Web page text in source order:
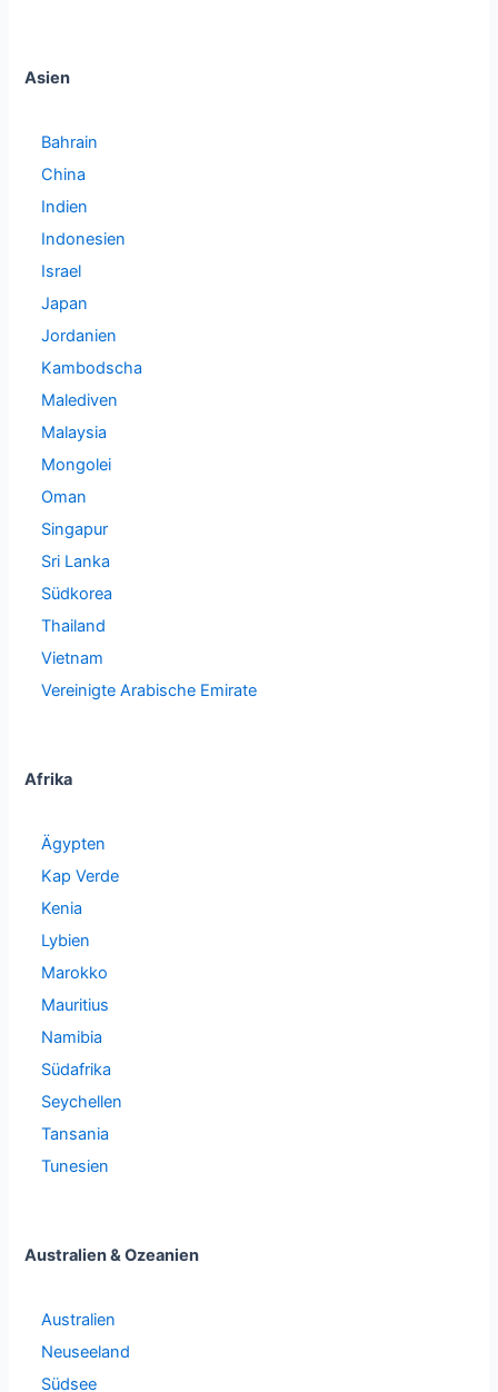
Asien
Bahrain
China
Indien
Indonesien
Israel
Japan
Jordanien
Kambodscha
Malediven
Malaysia
Mongolei
Oman
Singapur
Sri Lanka
Südkorea
Thailand
Vietnam
Vereinigte Arabische Emirate
Afrika
Ägypten
Kap Verde
Kenia
Lybien
Marokko
Mauritius
Namibia
Südafrika
Seychellen
Tansania
Tunesien
Australien & Ozeanien
Australien
Neuseeland
Südsee